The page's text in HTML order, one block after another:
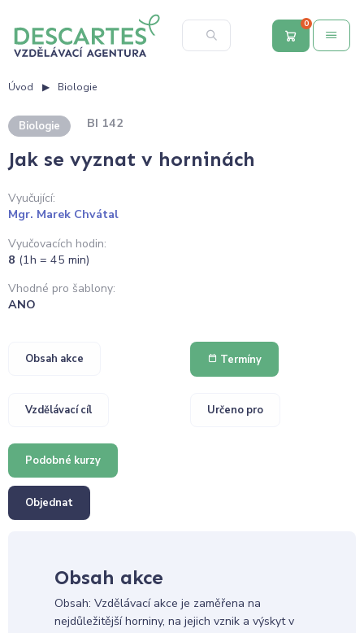
0
Úvod Biologie
Biologie BI 142
Jak se vyznat v horninách
Vyučující:
Mgr. Marek Chvátal
Vyučovacích hodin:
8 (1h = 45 min)
Vhodné pro šablony:
ANO
Obsah akce Termíny
Vzdělávací cíl Určeno pro
Podobné kurzy
Objednat
Obsah akce
Obsah: Vzdělávací akce je zaměřena na
nejdůležitější horniny, na jejich vznik a výskyt v